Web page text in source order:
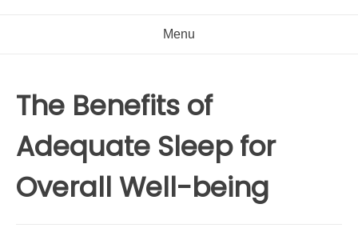
Menu
The Benefits of
Adequate Sleep for
Overall Well-being